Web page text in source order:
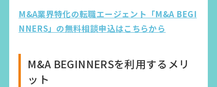
M&A業界特化の転職エージェント「M&A BEGI
NNERS」の無料相談申込はこちらから
M&A BEGINNERSを利用するメリ
ット